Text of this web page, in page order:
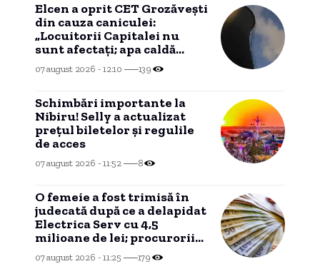
Elcen a oprit CET Grozăveşti
din cauza caniculei:
„Locuitorii Capitalei nu
sunt afectați; apa caldă
menajeră este asigurată”
07 august 2026 - 12:10 139
Schimbări importante la
Nibiru! Selly a actualizat
prețul biletelor și regulile
de acces
07 august 2026 - 11:52 8
O femeie a fost trimisă în
judecată după ce a delapidat
Electrica Serv cu 4,5
milioane de lei; procurorii
au detaliat schema utilizată.
07 august 2026 - 11:25 179